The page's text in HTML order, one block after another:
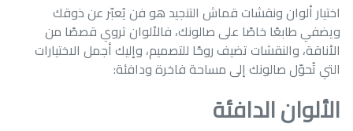
اختيار ألوان ونقشات قماش التنجيد هو فن يُعبّر عن ذوقك
ويضفي طابعًا خاصًا على صالونك، فالألوان تروي قصصًا من
الأناقة، والنقشات تضيف روحًا للتصميم، وإليك أجمل الاختيارات
التي تُحوّل صالونك إلى مساحة فاخرة ودافئة:
الألوان الدافئة